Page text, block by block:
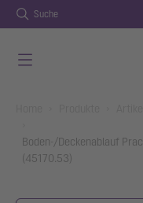
Suche
Boden-/Deckenablauf
(45170.53)